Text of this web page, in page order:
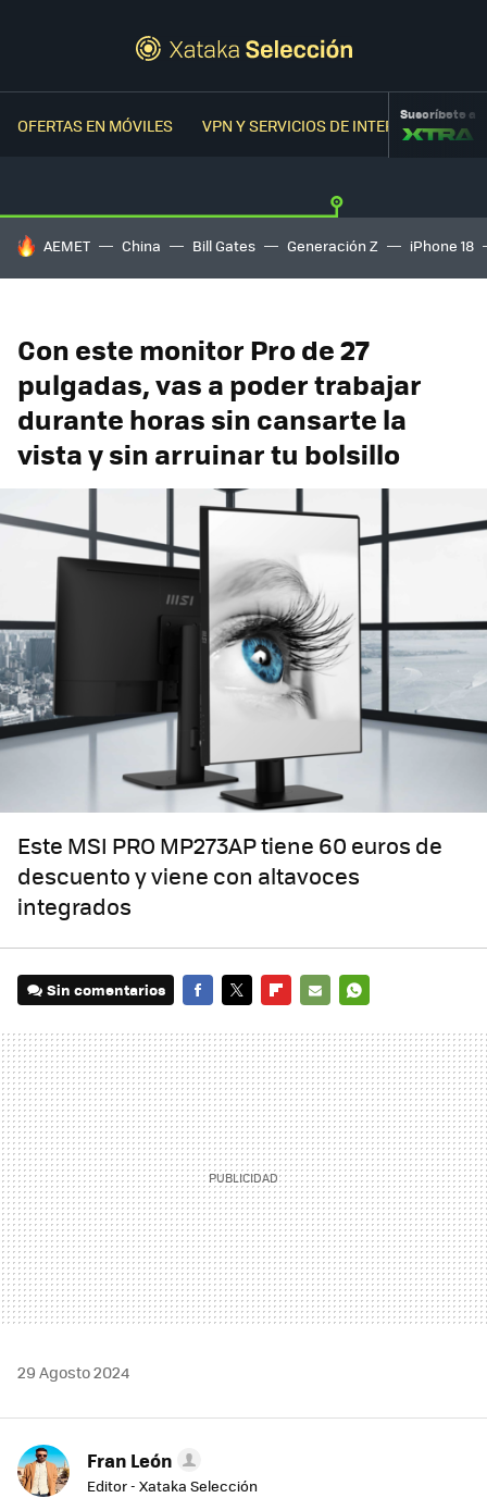
OFERTAS EN MÓVILES VPN Y SERVICIOS DE INTERNETSuscríbete a
HOY SE HABLA DE
AEMET China Bill Gates Generación Z iPhone 18
Con este monitor Pro de 27
pulgadas, vas a poder trabajar
durante horas sin cansarte la
vista y sin arruinar tu bolsillo
Este MSI PRO MP273AP tiene 60 euros de
descuento y viene con altavoces
integrados
Sin comentarios
MAIL
29 Agosto 2024
Fran León
Editor - Xataka Selección